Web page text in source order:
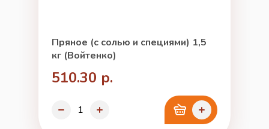
Пряное (с солью и специями) 1,5
кг (Войтенко)
510.30 р.